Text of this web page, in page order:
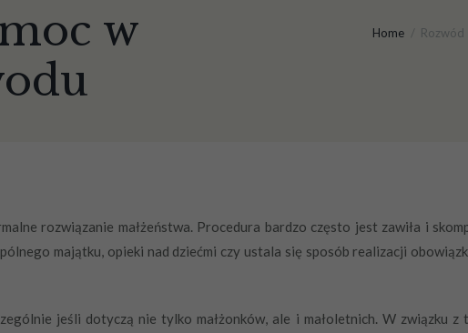
w
Home Rozwód
rozwiązanie małżeństwa. Procedura bardzo często jest zawiła i
majątku, opieki nad dziećmi czy ustala się sposób realizacji
jeśli dotyczą nie tylko małżonków, ale i małoletnich. W związku